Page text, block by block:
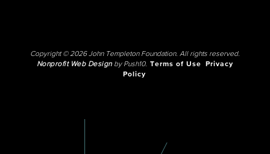
Copyright © 2026 John Templeton Foundation. All rights reserved.
Nonprofit Web Designby Push10. Terms of Use
Privacy
Policy